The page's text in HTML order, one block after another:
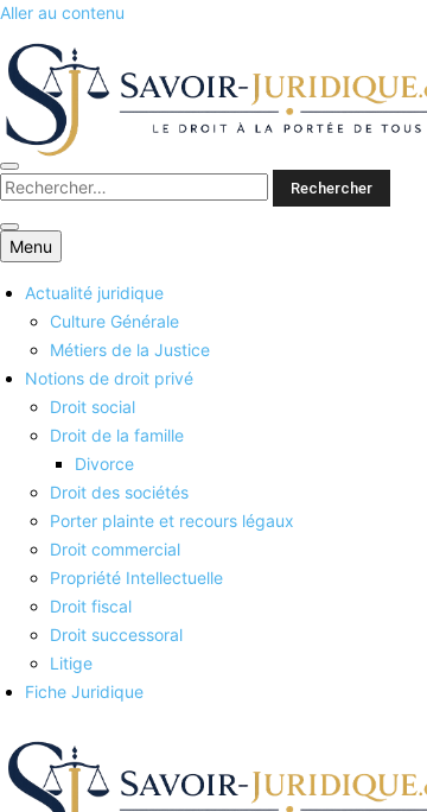
Aller au contenu
Savoirs juridiques
Menu
Actualité juridique
Culture Générale
Métiers de la Justice
Notions de droit privé
Droit social
Droit de la famille
Divorce
Droit des sociétés
Porter plainte et recours légaux
Droit commercial
Propriété Intellectuelle
Droit fiscal
Droit successoral
Litige
Fiche Juridique